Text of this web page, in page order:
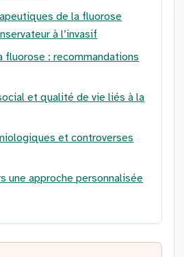
de la fluorose
à l’invasif
fluorose : recommandations
et qualité de vie liés à la
et controverses
une approche personnalisée